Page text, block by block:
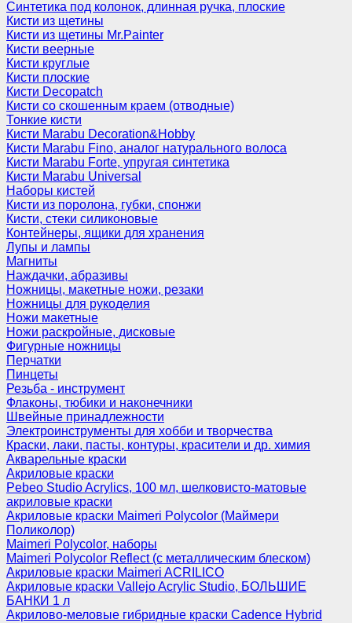
Синтетика под колонок, длинная ручка, плоские
Кисти из щетины
Кисти из щетины Mr.Painter
Кисти веерные
Кисти круглые
Кисти плоские
Кисти Decopatch
Кисти со скошенным краем (отводные)
Тонкие кисти
Кисти Marabu Decoration&Hobby
Кисти Marabu Fino, аналог натурального волоса
Кисти Marabu Forte, упругая синтетика
Кисти Marabu Universal
Наборы кистей
Кисти из поролона, губки, спонжи
Кисти, стеки силиконовые
Контейнеры, ящики для хранения
Лупы и лампы
Магниты
Наждачки, абразивы
Ножницы, макетные ножи, резаки
Ножницы для рукоделия
Ножи макетные
Ножи раскройные, дисковые
Фигурные ножницы
Перчатки
Пинцеты
Резьба - инструмент
Флаконы, тюбики и наконечники
Швейные принадлежности
Электроинструменты для хобби и творчества
Краски, лаки, пасты, контуры, красители и др. химия
Акварельные краски
Акриловые краски
Pebeo Studio Acrylics, 100 мл, шелковисто-матовые
акриловые краски
Акриловые краски Maimeri Polycolor (Маймери
Поликолор)
Maimeri Polycolor, наборы
Maimeri Polycolor Reflect (с металлическим блеском)
Акриловые краски Maimeri ACRILICO
Акриловые краски Vallejo Acrylic Studio, БОЛЬШИЕ
БАНКИ 1 л
Акрилово-меловые гибридные краски Cadence Hybrid